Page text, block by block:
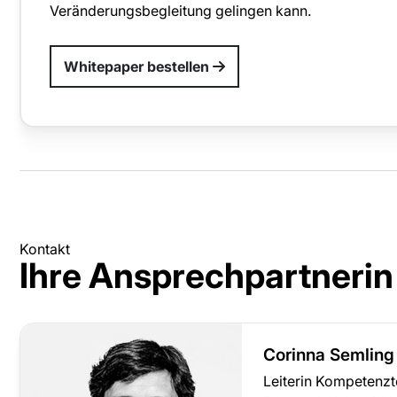
Veränderungsbegleitung gelingen kann.
Whitepaper bestellen
Kontakt
Ihre Ansprechpartnerin
Corinna Semling
Leiterin